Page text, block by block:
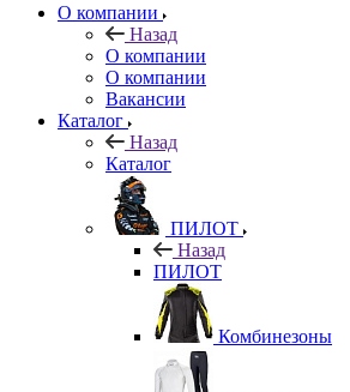
О компании
Назад
О компании
О компании
Вакансии
Каталог
Назад
Каталог
ПИЛОТ
Назад
ПИЛОТ
Комбинезоны